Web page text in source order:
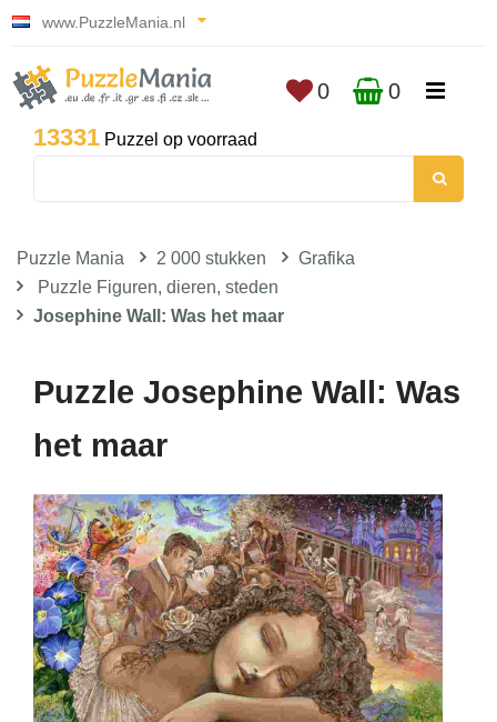
www.PuzzleMania.nl
13331 Puzzel op voorraad
0 0
Puzzle Mania 2 000 stukken
Grafika
Puzzle Figuren, dieren, steden
Josephine Wall: Was het maar
Puzzle Josephine Wall: Was
het maar